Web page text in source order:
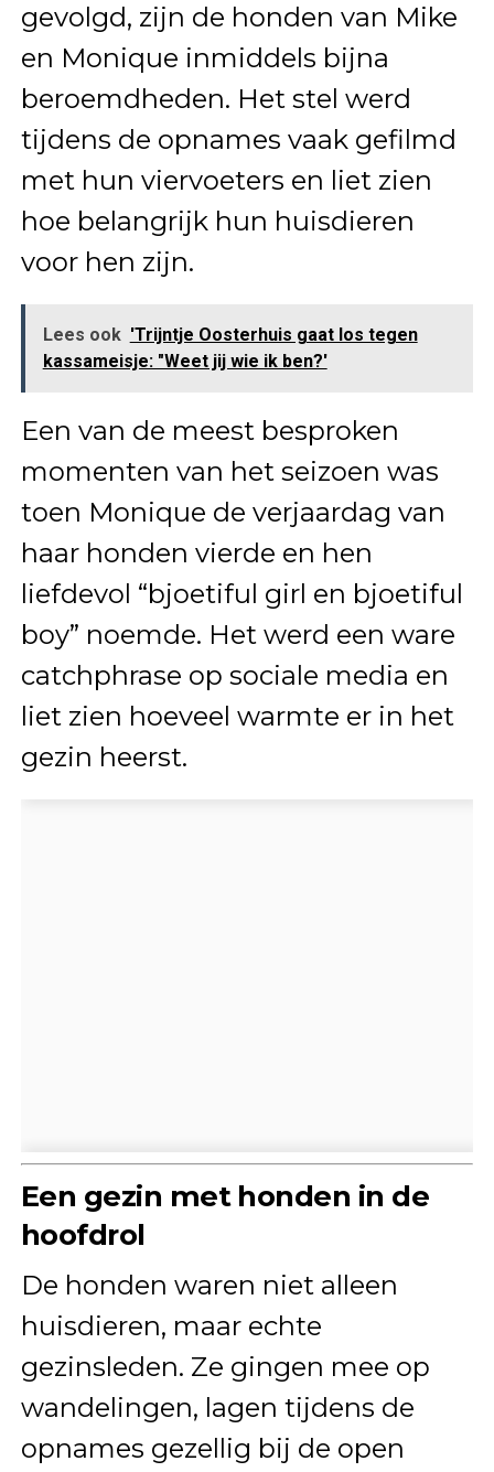
gevolgd, zijn de honden van Mike
en Monique inmiddels bijna
beroemdheden. Het stel werd
tijdens de opnames vaak gefilmd
met hun viervoeters en liet zien
hoe belangrijk hun huisdieren
voor hen zijn.
Lees ook 'Trijntje Oosterhuis gaat los tegen
kassameisje: "Weet jij wie ik ben?'
Een van de meest besproken
momenten van het seizoen was
toen Monique de verjaardag van
haar honden vierde en hen
liefdevol “bjoetiful girl en bjoetiful
boy” noemde. Het werd een ware
catchphrase op sociale media en
liet zien hoeveel warmte er in het
gezin heerst.
Een gezin met honden in de
hoofdrol
De honden waren niet alleen
huisdieren, maar echte
gezinsleden. Ze gingen mee op
wandelingen, lagen tijdens de
opnames gezellig bij de open